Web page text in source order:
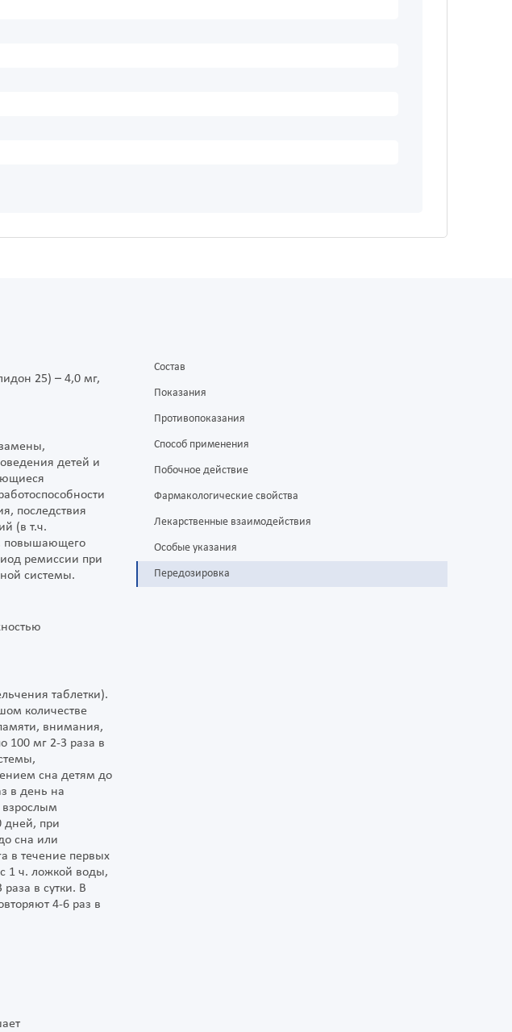
25) – 4,0 мг,
детей и
последствия
(в т.ч.
повышающего
ремиссии при
системы.
таблетки).
количестве
внимания,
100 мг 2-3 раза в
сна детям до
в день на
взрослым
дней, при
сна или
в течение первых
с 1 ч. ложкой воды,
в сутки. В
4-6 раз в
Состав
Показания
Противопоказания
Способ применения
Побочное действие
Фармакологические свойства
Лекарственные взаимодействия
Особые указания
Передозировка